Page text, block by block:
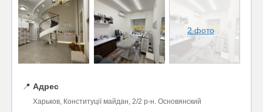
2 фото
📍 Адрес
Харьков, Конституції майдан, 2/2 р-н. Основянский